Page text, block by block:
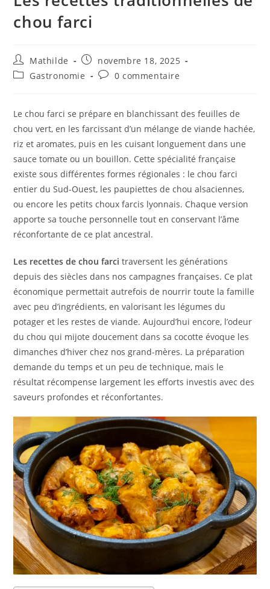
chou farci
Mathilde
novembre 18, 2025
Gastronomie
0 commentaire
Le chou farci se prépare en blanchissant des feuilles de
chou vert, en les farcissant d’un mélange de viande hachée,
riz et aromates, puis en les cuisant longuement dans une
sauce tomate ou un bouillon. Cette spécialité française
existe sous différentes formes régionales : le chou farci
entier du Sud-Ouest, les paupiettes de chou alsaciennes,
ou encore les petits choux farcis lyonnais. Chaque version
apporte sa touche personnelle tout en conservant l’âme
réconfortante de ce plat ancestral.
Les recettes de chou farci traversent les générations
depuis des siècles dans nos campagnes françaises. Ce plat
économique permettait autrefois de nourrir toute la famille
avec peu d’ingrédients, en valorisant les légumes du
potager et les restes de viande. Aujourd’hui encore, l’odeur
du chou qui mijote doucement dans sa cocotte évoque les
dimanches d’hiver chez nos grand-mères. La préparation
demande du temps et un peu de technique, mais le
résultat récompense largement les efforts investis avec des
saveurs profondes et réconfortantes.